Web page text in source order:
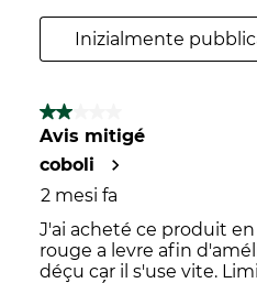
Inizialmente
2 su 5 stelle.
Avis mitigé
coboli
2 mesi fa
J'ai acheté ce produit
rouge a levre afin
déçu car il s'use vite.